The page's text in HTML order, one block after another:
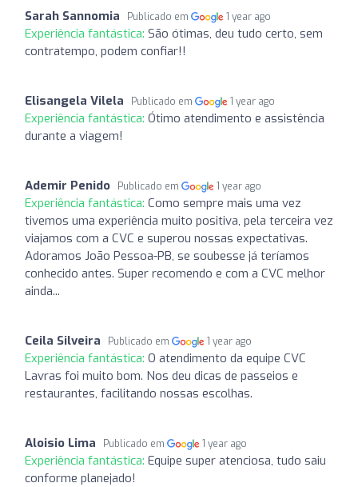
Sarah Sannomia Publicado em 1 year ago
Experiência fantástica: São ótimas, deu tudo certo, sem
contratempo, podem confiar!!
Elisangela Vilela Publicado em 1 year ago
Experiência fantástica: Ótimo atendimento e assistência
durante a viagem!
Ademir Penido Publicado em 1 year ago
Experiência fantástica: Como sempre mais uma vez
tivemos uma experiência muito positiva, pela terceira vez
viajamos com a CVC e superou nossas expectativas.
Adoramos João Pessoa-PB, se soubesse já teríamos
conhecido antes. Super recomendo e com a CVC melhor
ainda...
Ceila Silveira Publicado em 1 year ago
Experiência fantástica: O atendimento da equipe CVC
Lavras foi muito bom. Nos deu dicas de passeios e
restaurantes, facilitando nossas escolhas.
Aloisio Lima Publicado em 1 year ago
Experiência fantástica: Equipe super atenciosa, tudo saiu
conforme planejado!